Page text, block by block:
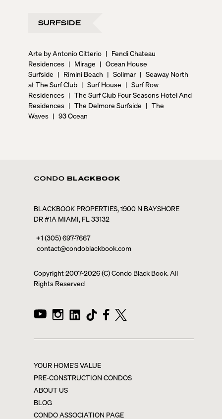
SURFSIDE
Arte by Antonio Citterio | Fendi Chateau
Residences | Mirage | Ocean House
Surfside | Rimini Beach | Solimar | Seaway North
at The Surf Club | Surf House | Surf Row
Residences | The Surf Club Four Seasons Hotel And
Residences | The Delmore Surfside | The
Waves | 93 Ocean
BLACKBOOK PROPERTIES, 1900 N BAYSHORE
DR #1A MIAMI, FL 33132
+1 (305) 697-7667
contact@condoblackbook.com
Copyright 2007-2026(C) Condo Black Book. All
Rights Reserved
YOUR HOME'S VALUE
PRE-CONSTRUCTION CONDOS
ABOUT US
BLOG
CONDO ASSOCIATION PAGE